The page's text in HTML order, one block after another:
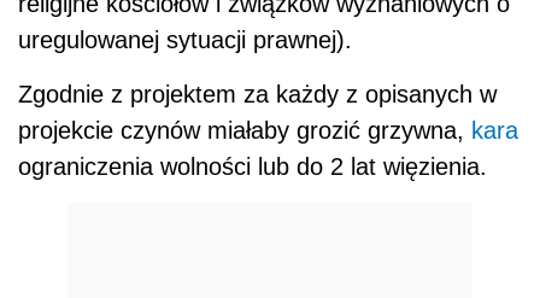
uregulowanej sytuacji prawnej).
Zgodnie z projektem za każdy z opisanych w
projekcie czynów miałaby grozić grzywna, kara
ograniczenia wolności lub do 2 lat więzienia.